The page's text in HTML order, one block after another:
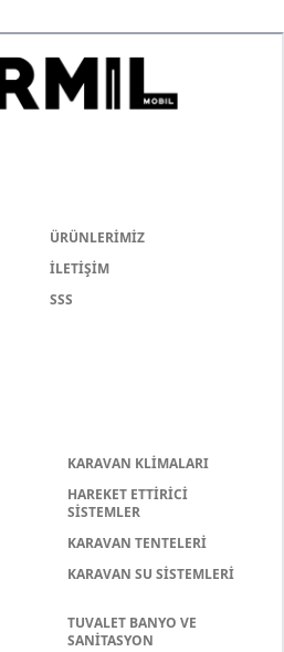
ÜRÜNLERİMİZ
İLETİŞİM
SSS
KARAVAN KLİMALARI
HAREKET ETTİRİCİ
SİSTEMLER
KARAVAN TENTELERİ
KARAVAN SU SİSTEMLERİ
TUVALET BANYO VE
SANİTASYON